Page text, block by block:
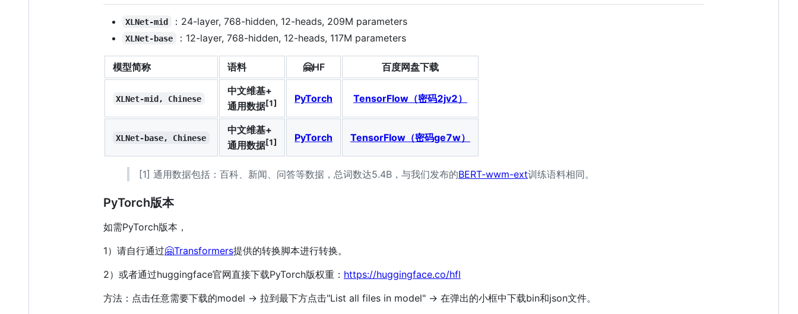
XLNet-mid ：24-layer, 768-hidden, 12-heads, 209M parameters
XLNet-base ：12-layer, 768-hidden, 12-heads, 117M parameters
模型简称 语料 🤗HF 百度网盘下载
XLNet-mid, Chinese
中文维基+
通用数据[1] PyTorch TensorFlow（密码2jv2）
XLNet-base, Chinese
中文维基+
通用数据[1] PyTorch TensorFlow（密码ge7w）
[1] 通用数据包括：百科、新闻、问答等数据，总词数达5.4B，与我们发布的BERT-wwm-ext训练语料相同。
PyTorch版本
如需PyTorch版本，
1）请自行通过🤗Transformers提供的转换脚本进行转换。
2）或者通过huggingface官网直接下载PyTorch版权重： https://huggingface.co/hfl
方法：点击任意需要下载的model → 拉到最下方点击"List all files in model" → 在弹出的小框中下载bin和json文件。